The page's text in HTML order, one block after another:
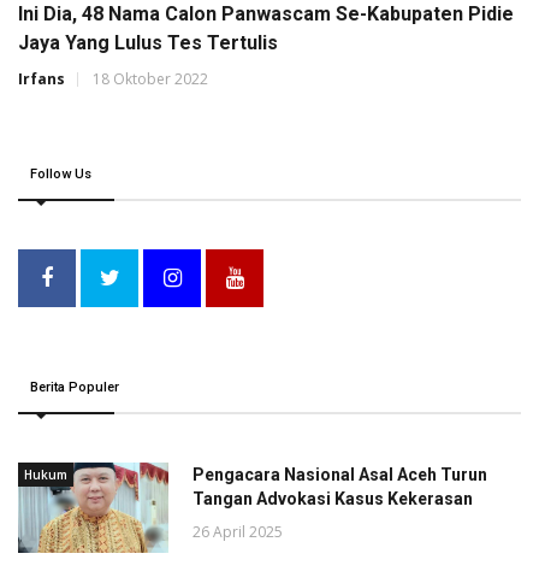
Ini Dia, 48 Nama Calon Panwascam Se-Kabupaten Pidie
Jaya Yang Lulus Tes Tertulis
Irfans 18 Oktober 2022
Follow Us
Berita Populer
Hukum
Pengacara Nasional Asal Aceh Turun
Tangan Advokasi Kasus Kekerasan
26 April 2025